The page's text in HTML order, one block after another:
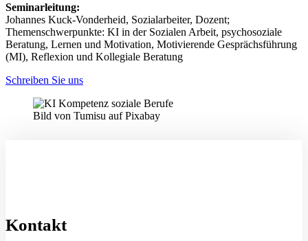
Seminarleitung:
Johannes Kuck-Vonderheid, Sozialarbeiter, Dozent;
Themenschwerpunkte: KI in der Sozialen Arbeit, psychosoziale
Beratung, Lernen und Motivation, Motivierende Gesprächsführung
(MI), Reflexion und Kollegiale Beratung
Schreiben Sie uns
Bild von Tumisu auf Pixabay
Kontakt